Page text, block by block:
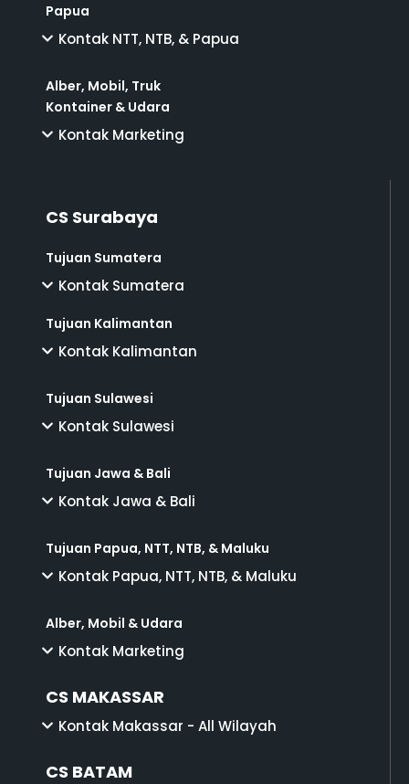
Papua
Kontak NTT, NTB, & Papua
Alber, Mobil, Truk
Kontainer & Udara
Kontak Marketing
CS Surabaya
Tujuan Sumatera
Kontak Sumatera
Tujuan Kalimantan
Kontak Kalimantan
Tujuan Sulawesi
Kontak Sulawesi
Tujuan Jawa & Bali
Kontak Jawa & Bali
Tujuan Papua, NTT, NTB, & Maluku
Kontak Papua, NTT, NTB, & Maluku
Alber, Mobil & Udara
Kontak Marketing
CS MAKASSAR
Kontak Makassar - All Wilayah
CS BATAM